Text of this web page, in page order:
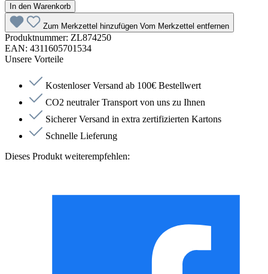
In den Warenkorb
Zum Merkzettel hinzufügen Vom Merkzettel entfernen
Produktnummer: ZL874250
EAN: 4311605701534
Unsere Vorteile
Kostenloser Versand ab 100€ Bestellwert
CO2 neutraler Transport von uns zu Ihnen
Sicherer Versand in extra zertifizierten Kartons
Schnelle Lieferung
Dieses Produkt weiterempfehlen: